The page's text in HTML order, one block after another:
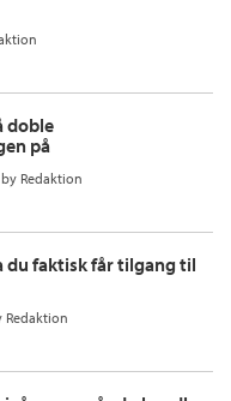
doble
på
by Redaktion
du faktisk får tilgang til
Redaktion